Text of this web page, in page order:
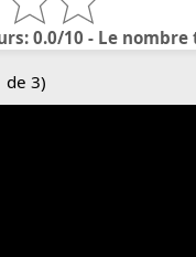
0.0/10 - Le nombre
de 3)